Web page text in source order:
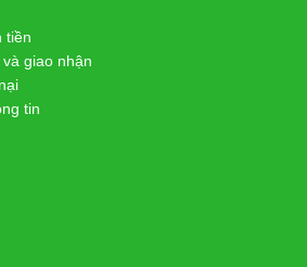
tiền
giao nhận
tin